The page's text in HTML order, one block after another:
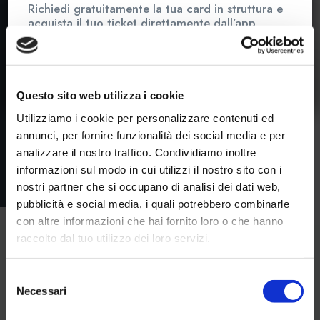
Questo sito web utilizza i cookie
Utilizziamo i cookie per personalizzare contenuti ed
annunci, per fornire funzionalità dei social media e per
analizzare il nostro traffico. Condividiamo inoltre
informazioni sul modo in cui utilizzi il nostro sito con i
nostri partner che si occupano di analisi dei dati web,
pubblicità e social media, i quali potrebbero combinarle
con altre informazioni che hai fornito loro o che hanno
raccolto dal tuo utilizzo dei loro servizi.
delNecessari
Richiedi gratuitamente la tua card in struttura e
acquista il tuo ticket direttamente dall’app
MYLIVIGNOPASS
conveniente.